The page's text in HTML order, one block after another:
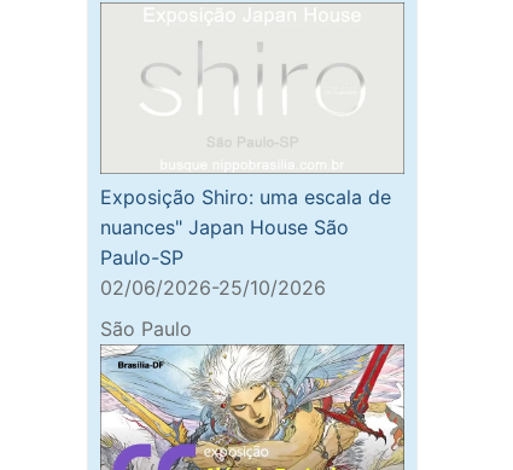
Exposição Shiro: uma escala de
nuances" Japan House São
Paulo-SP
02/06/2026-25/10/2026
São Paulo